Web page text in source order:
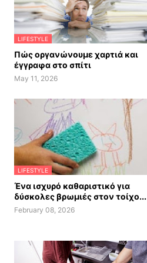
LIFESTYLE
Πώς οργανώνουμε χαρτιά και
έγγραφα στο σπίτι
May 11, 2026
LIFESTYLE
Ένα ισχυρό καθαριστικό για
δύσκολες βρωμιές στον τοίχο...
February 08, 2026